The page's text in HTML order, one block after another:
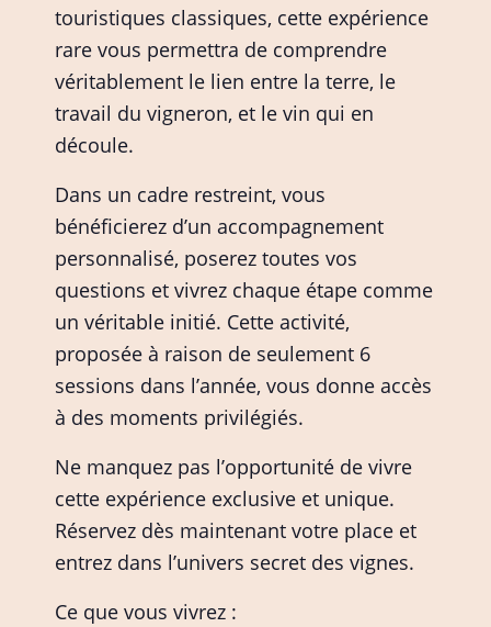
touristiques classiques, cette expérience
rare vous permettra de comprendre
véritablement le lien entre la terre, le
travail du vigneron, et le vin qui en
découle.
Dans un cadre restreint, vous
bénéficierez d’un accompagnement
personnalisé, poserez toutes vos
questions et vivrez chaque étape comme
un véritable initié. Cette activité,
proposée à raison de seulement 6
sessions dans l’année, vous donne accès
à des moments privilégiés.
Ne manquez pas l’opportunité de vivre
cette expérience exclusive et unique.
Réservez dès maintenant votre place et
entrez dans l’univers secret des vignes.
Ce que vous vivrez :